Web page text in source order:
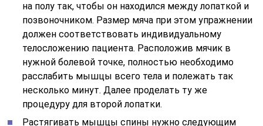
на полу так, чтобы он находился между лопаткой и
позвоночником. Размер мяча при этом упражнении
должен соответствовать индивидуальному
телосложению пациента. Расположив мячик в
нужной болевой точке, полностью необходимо
расслабить мышцы всего тела и полежать так
несколько минут. Далее проделать ту же
процедуру для второй лопатки.
Растягивать мышцы спины нужно следующим